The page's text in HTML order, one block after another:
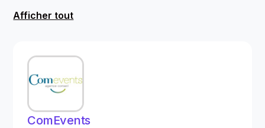
Afficher tout
ComEvents